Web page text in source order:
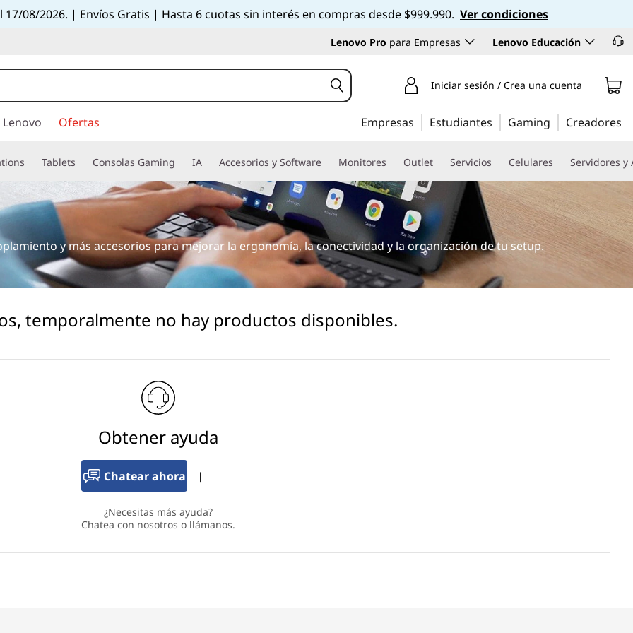
08/2026. | Envíos Gratis | Hasta 6 cuotas sin interés en compras desde $999.990. Ver condiciones
Lenovo Pro para Empresas Lenovo Educación
Iniciar sesión / Crea una cuenta
Ofertas Empresas Estudiantes Gaming Creadores
Tablets Consolas Gaming IA Accesorios y Software Monitores Outlet Servicios Celulares Servidores y
y más accesorios para mejorar la ergonomía, la conectividad y la organización de tu setup.
temporalmente no hay productos disponibles.
Obtener ayuda
Chatear ahora |
¿Necesitas más ayuda?
Chatea con nosotros o llámanos.